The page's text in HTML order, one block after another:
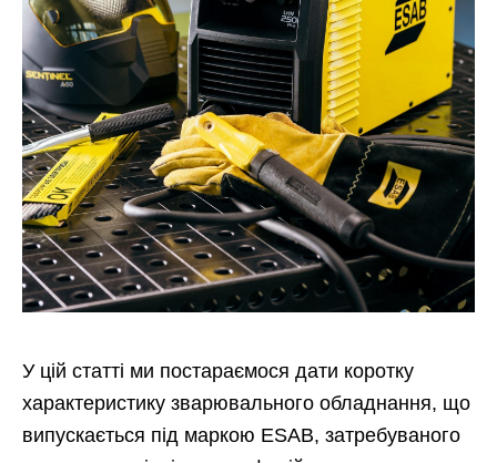
У цій статті ми постараємося дати коротку
характеристику зварювального обладнання, що
випускається під маркою ESAB, затребуваного